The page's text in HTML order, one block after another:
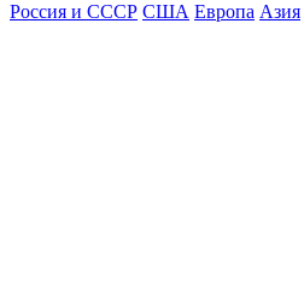
Россия и СССР США Европа Азия